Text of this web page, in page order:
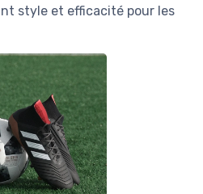
style et efficacité pour les